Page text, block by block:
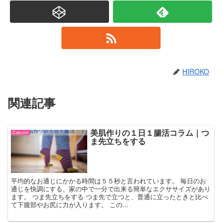
HIROKO
関連記事
Coluｍn 美肌作りの１日１腸活コラム｜つ
ま先立ちをする
平均的なお通じにかかる時間は５５秒と言われています。 毎日のお
通じを快調にする、家の中で一分で出来る簡単なエクササイズがあり
ます。 つま先立ちをする つま先で立つと、普通に立ったときと比べ
て下腹部やお尻に力が入ります。 この...